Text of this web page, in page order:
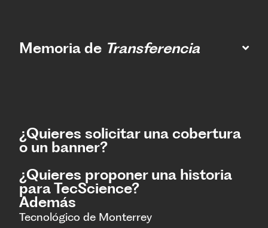
Memoria de Transferencia
¿Quieres solicitar una cobertura
o un banner?
¿Quieres proponer una historia
para TecScience?
Además
Tecnológico de Monterrey